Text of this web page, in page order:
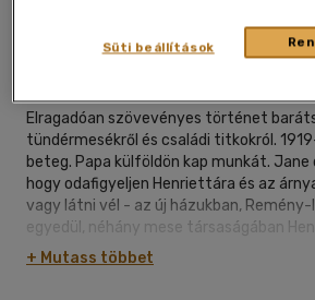
Elragadóan szövevényes történet
tündérmesékről és családi titkokról.
beteg. Papa külföldön kap munkát.
hogy odafigyeljen Henriettára és az
vagy látni vél - az új házukban, Remény-
egyedül, néhány mese társaságában
Remény-lak tele van különös titkokkal:
kísérteties alakok, rejtélyes tűz, ami a
+ Mutass többet
Süti beállítások